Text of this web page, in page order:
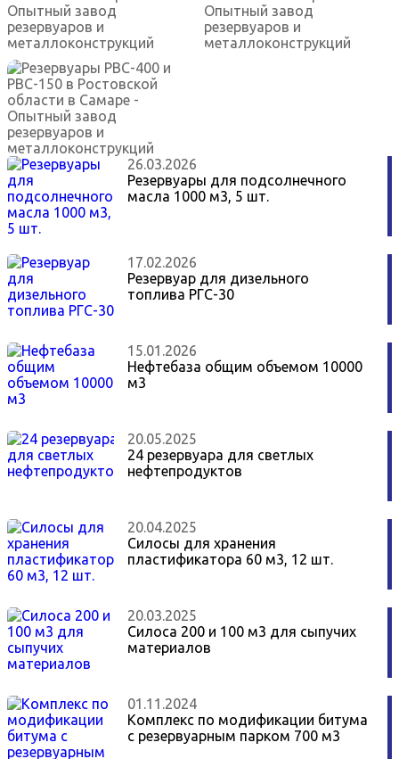
26.03.2026
Резервуары для подсолнечного
масла 1000 м3, 5 шт.
17.02.2026
Резервуар для дизельного
топлива РГС-30
15.01.2026
Нефтебаза общим объемом 10000
м3
20.05.2025
24 резервуара для светлых
нефтепродуктов
20.04.2025
Силосы для хранения
пластификатора 60 м3, 12 шт.
20.03.2025
Силоса 200 и 100 м3 для сыпучих
материалов
01.11.2024
Комплекс по модификации битума
с резервуарным парком 700 м3